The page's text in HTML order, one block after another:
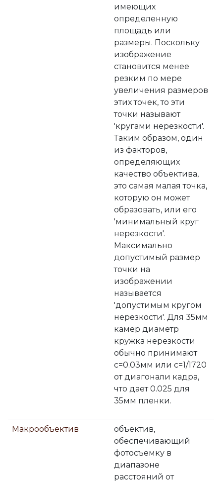
имеющих
определенную
площадь или
размеры. Поскольку
изображение
становится менее
резким по мере
увеличения размеров
этих точек, то эти
точки называют
'кругами нерезкости'.
Таким образом, один
из факторов,
определяющих
качество объектива,
это самая малая точка,
которую он может
образовать, или его
'минимальный круг
нерезкости'.
Максимально
допустимый размер
точки на
изображении
называется
'допустимым кругом
нерезкости'. Для 35мм
камер диаметр
кружка нерезкости
обычно принимают
с=0.03мм или с=1/1720
от диагонали кадра,
что дает 0.025 для
35мм пленки.
Макрообъектив
объектив,
обеспечивающий
фотосъемку в
диапазоне
расстояний от